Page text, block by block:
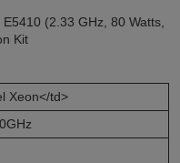
(2.33 GHz, 80 Watts,
Kit
Xeon</td>